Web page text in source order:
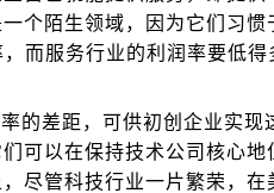
个陌生领域，因为它们习
而服务行业的利润率要低得
的差距，可供初创企业实现
可以在保持技术公司核心
尽管科技行业一片繁荣，